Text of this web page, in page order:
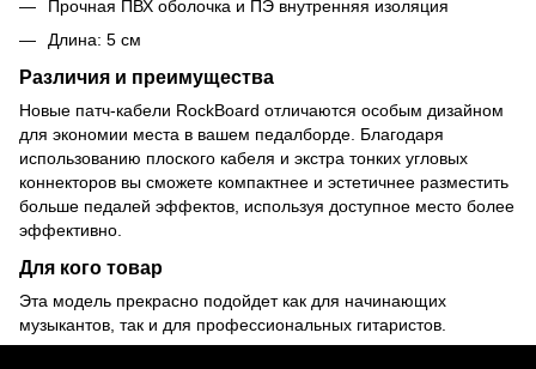
Прочная ПВХ оболочка и ПЭ внутренняя изоляция
Длина: 5 см
Различия и преимущества
Новые патч-кабели RockBoard отличаются особым дизайном
для экономии места в вашем педалборде. Благодаря
использованию плоского кабеля и экстра тонких угловых
коннекторов вы сможете компактнее и эстетичнее разместить
больше педалей эффектов, используя доступное место более
эффективно.
Для кого товар
Эта модель прекрасно подойдет как для начинающих
музыкантов, так и для профессиональных гитаристов.